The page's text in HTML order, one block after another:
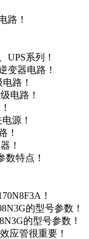
路！
UPS系列！
变器电路！
路！
电路！
源！
！
！
数特点！
！
的型号参数！
的型号参数！
应管很重要！